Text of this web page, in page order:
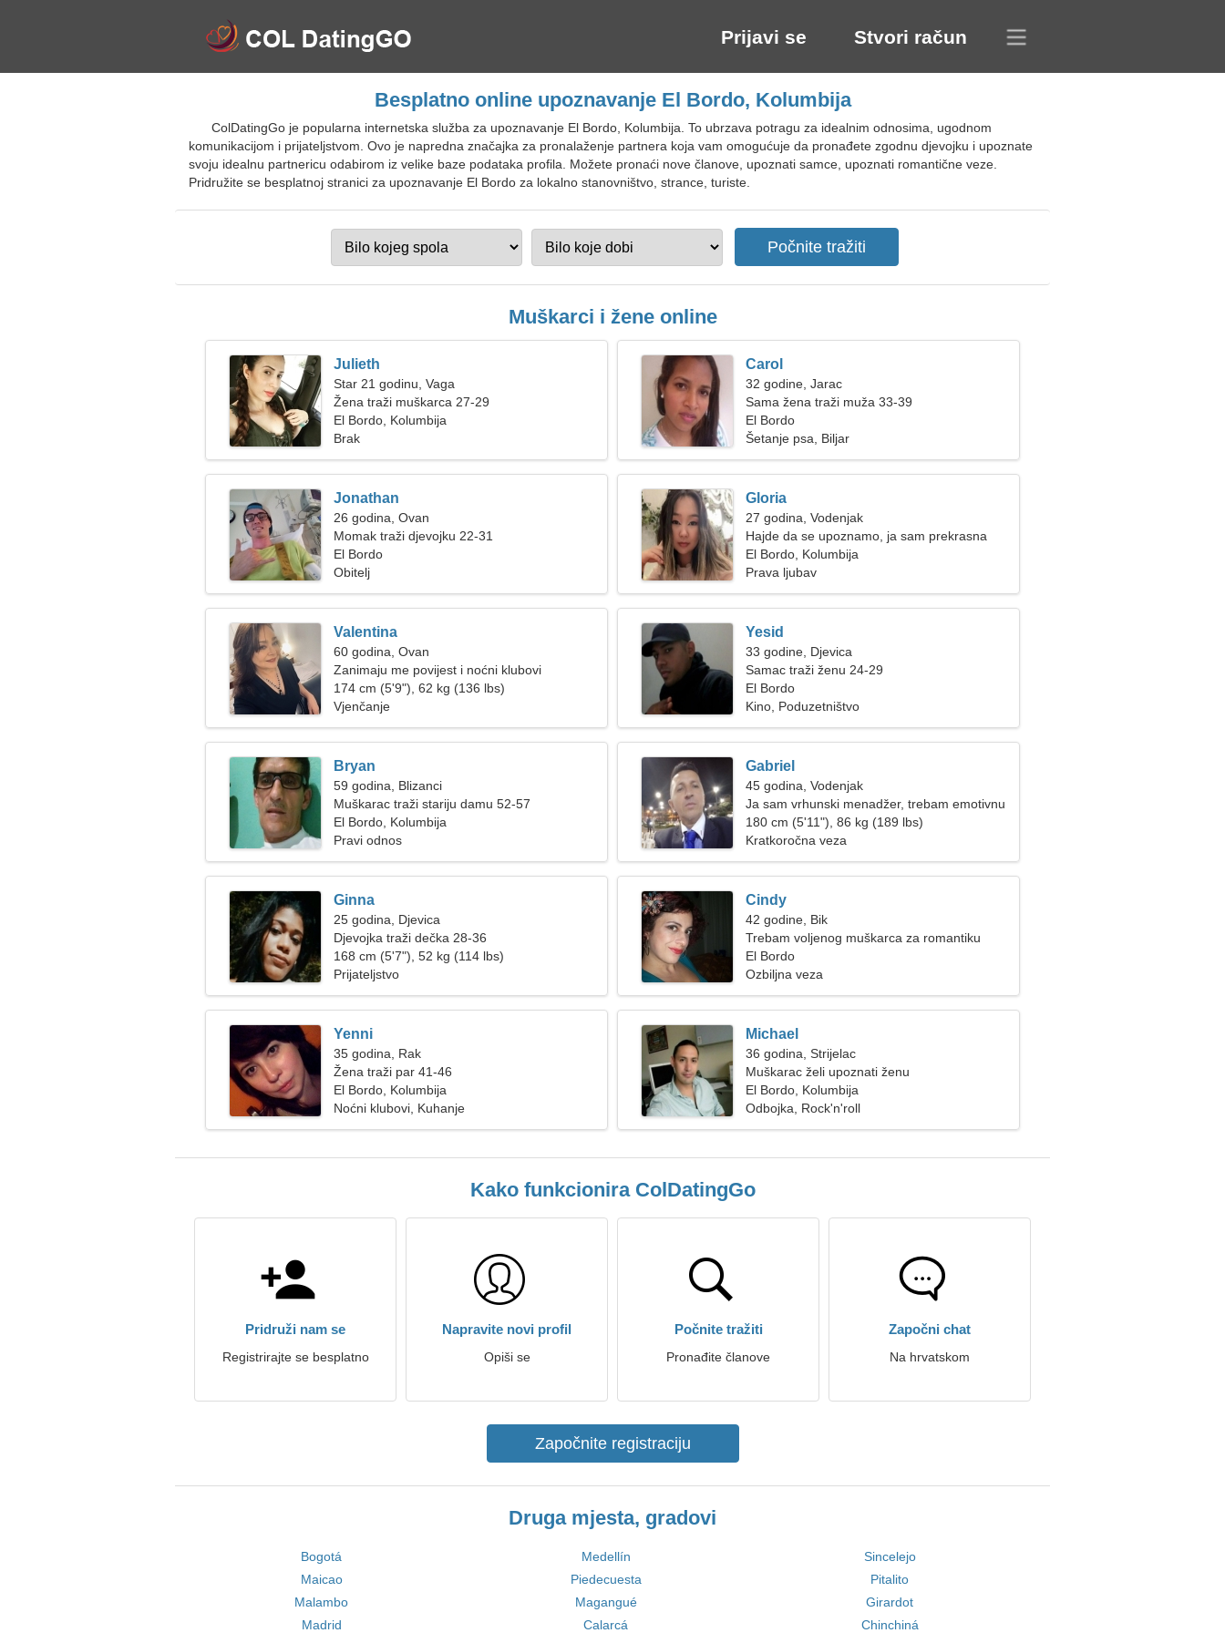
Prijavi se Stvori račun
Besplatno online upoznavanje El Bordo, Kolumbija
ColDatingGo je popularna internetska služba za upoznavanje El Bordo, Kolumbija. To ubrzava potragu za idealnim odnosima, ugodnom
komunikacijom i prijateljstvom. Ovo je napredna značajka za pronalaženje partnera koja vam omogućuje da pronađete zgodnu djevojku i upoznate
svoju idealnu partnericu odabirom iz velike baze podataka profila. Možete pronaći nove članove, upoznati samce, upoznati romantične veze.
Pridružite se besplatnoj stranici za upoznavanje El Bordo za lokalno stanovništvo, strance, turiste.
Muškarci i žene online
Julieth
Star 21 godinu, Vaga
Žena traži muškarca 27-29
El Bordo, Kolumbija
Brak
Carol
32 godine, Jarac
Sama žena traži muža 33-39
El Bordo
Šetanje psa, Biljar
Jonathan
26 godina, Ovan
Momak traži djevojku 22-31
El Bordo
Obitelj
Gloria
27 godina, Vodenjak
Hajde da se upoznamo, ja sam prekrasna
žena
El Bordo, Kolumbija
Prava ljubav
Valentina
60 godina, Ovan
Zanimaju me povijest i noćni klubovi
174 cm (5'9"), 62 kg (136 lbs)
Vjenčanje
Yesid
33 godine, Djevica
Samac traži ženu 24-29
El Bordo
Kino, Poduzetništvo
Bryan
59 godina, Blizanci
Muškarac traži stariju damu 52-57
El Bordo, Kolumbija
Pravi odnos
Gabriel
45 godina, Vodenjak
Ja sam vrhunski menadžer, trebam emotivnu
ženu
180 cm (5'11"), 86 kg (189 lbs)
Kratkoročna veza
Ginna
25 godina, Djevica
Djevojka traži dečka 28-36
168 cm (5'7"), 52 kg (114 lbs)
Prijateljstvo
Cindy
42 godine, Bik
Trebam voljenog muškarca za romantiku
El Bordo
Ozbiljna veza
Yenni
35 godina, Rak
Žena traži par 41-46
El Bordo, Kolumbija
Noćni klubovi, Kuhanje
Michael
36 godina, Strijelac
Muškarac želi upoznati ženu
El Bordo, Kolumbija
Odbojka, Rock'n'roll
Kako funkcionira ColDatingGo
Pridruži nam se
Registrirajte se besplatno
Napravite novi profil
Opiši se
Počnite tražiti
Pronađite članove
Započni chat
Na hrvatskom
Započnite registraciju
Druga mjesta, gradovi
Bogotá Medellín
Sincelejo
Maicao
Piedecuesta
Pitalito
Malambo
Magangué
Girardot
Madrid
Calarcá Chinchiná